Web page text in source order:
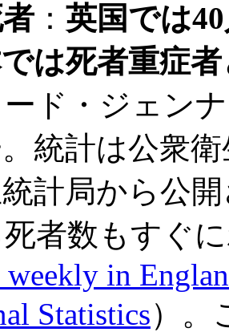
： 英国では
は死者重症
ド・ジェン
統計は公衆
計局から公
者数もすぐ
weekly in
Statistics）。